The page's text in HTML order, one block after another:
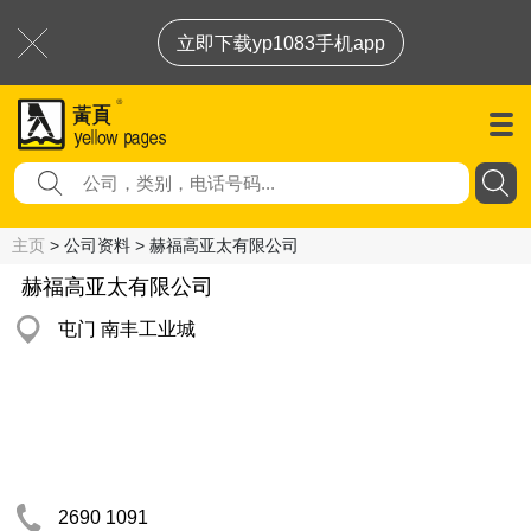
立即下载yp1083手机app
主页 > 公司资料 > 赫福高亚太有限公司
赫福高亚太有限公司
屯门 南丰工业城
2690 1091